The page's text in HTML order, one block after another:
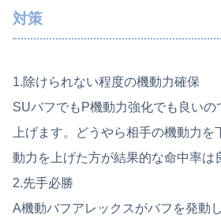
対策
1.除けられない程度の機動力確保
SUバフでもP機動力強化でも良いの
上げます。どうやら相手の機動力
動力を上げた方が結果的な命中率は
2.先手必勝
A機動バフアレックスがバフを発動